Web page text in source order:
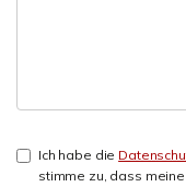
Ich habe die
stimme zu, dass